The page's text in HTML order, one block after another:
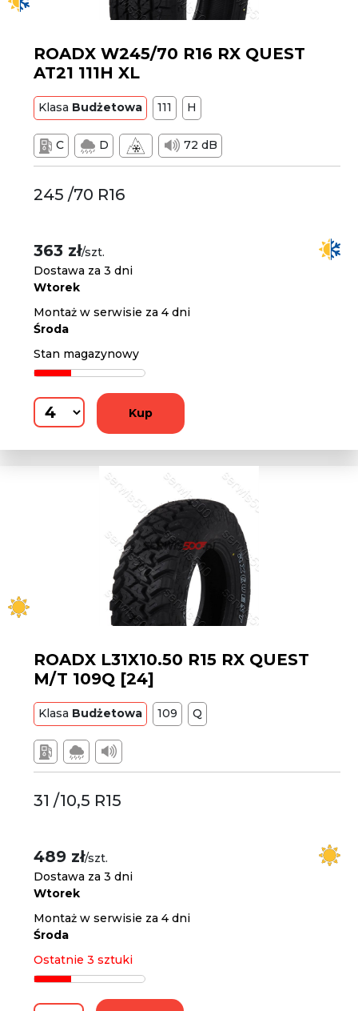
ROADX W245/70 R16 RX QUEST
AT21 111H XL
Klasa Budżetowa 111 H
C D 72 dB
245 /70 R16
363 zł/szt.
Dostawa za 3 dni
Wtorek
Montaż w serwisie za 4 dni
Środa
Stan magazynowy
Kup
ROADX L31X10.50 R15 RX QUEST
M/T 109Q [24]
Klasa Budżetowa 109 Q
31 /10,5 R15
489 zł/szt.
Dostawa za 3 dni
Wtorek
Montaż w serwisie za 4 dni
Środa
Ostatnie 3 sztuki